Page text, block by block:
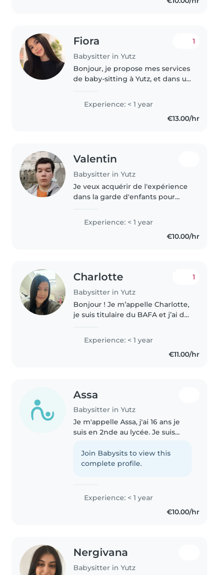
dans des moments à la fois..
Fiora
Babysitter in Yutz
1
Bonjour, je propose mes services
de baby-sitting à Yutz, et dans un
l'habitude de m'occuper
d'enfants de tout âge. J'ai fait
Experience: < 1 year
€13.00/hr
Valentin
Babysitter in Yutz
Je veux acquérir de l'expérience
dans la garde d'enfants pour
en Amérique. Actuellement je
suis en apprentissage donc mes
Experience: < 1 year
€10.00/hr
Charlotte
Babysitter in Yutz
1
Bonjour ! Je m’appelle Charlotte,
je suis titulaire du BAFA et j’ai de
centre de loisirs ainsi que au
Experience: < 1 year
€11.00/hr
Assa
Babysitter in Yutz
Je m'appelle Assa, j'ai 16 ans je
suis en 2nde au lycée. Je suis
J'ai pas de formation avec les
enfants, mais j'ai des petits frères
Join Babysits to view this
complete profile.
Experience: < 1 year
€10.00/hr
Nergivana
Babysitter in Yutz